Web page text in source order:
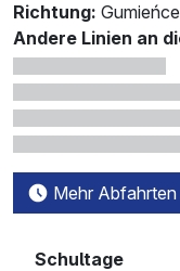
Richtung: Gumieńce
Andere Linien an
Mehr
Schultage